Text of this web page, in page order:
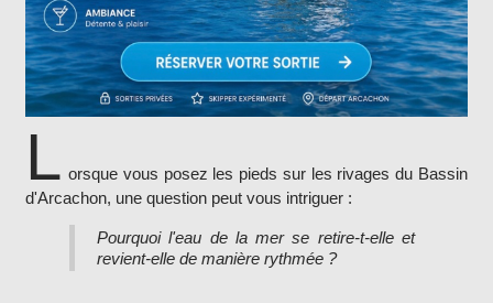
L orsque vous posez les pieds sur les rivages du Bassin
d'Arcachon, une question peut vous intriguer :
Pourquoi l'eau de la mer se retire-t-elle et
revient-elle de manière rythmée ?